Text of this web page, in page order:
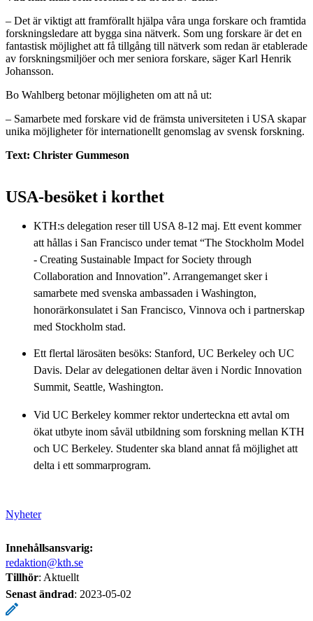
– Det är viktigt att framförallt hjälpa våra unga forskare och framtida
forskningsledare att bygga sina nätverk. Som ung forskare är det en
fantastisk möjlighet att få tillgång till nätverk som redan är etablerade
av forskningsmiljöer och mer seniora forskare, säger Karl Henrik
Johansson.
Bo Wahlberg betonar möjligheten om att nå ut:
– Samarbete med forskare vid de främsta universiteten i USA skapar
unika möjligheter för internationellt genomslag av svensk forskning.
Text: Christer Gummeson
USA-besöket i korthet
KTH:s delegation reser till USA 8-12 maj. Ett event kommer
att hållas i San Francisco under temat “The Stockholm Model
- Creating Sustainable Impact for Society through
Collaboration and Innovation”. Arrangemanget sker i
samarbete med svenska ambassaden i Washington,
honorärkonsulatet i San Francisco, Vinnova och i partnerskap
med Stockholm stad.
Ett flertal lärosäten besöks: Stanford, UC Berkeley och UC
Davis. Delar av delegationen deltar även i Nordic Innovation
Summit, Seattle, Washington.
Vid UC Berkeley kommer rektor underteckna ett avtal om
ökat utbyte inom såväl utbildning som forskning mellan KTH
och UC Berkeley. Studenter ska bland annat få möjlighet att
delta i ett sommarprogram.
Nyheter
Innehållsansvarig:
redaktion@kth.se
Tillhör: Aktuellt
Senast ändrad: 2023-05-02